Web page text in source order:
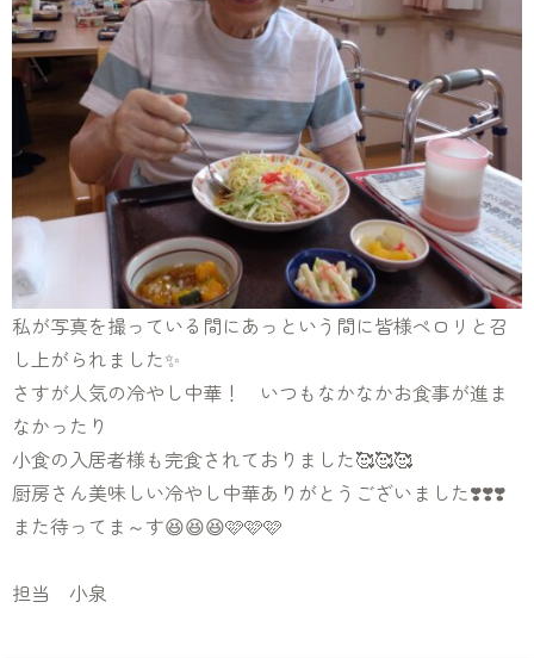
私が写真を撮っている間にあっという間に皆様ペロリと召
し上がられました✨
さすが人気の冷やし中華！ いつもなかなかお食事が進ま
なかったり
小食の入居者様も完食されておりました🥰🥰🥰
厨房さん美味しい冷やし中華ありがとうございました❣️❣️❣️
また待ってま～す😆😆😆🩷🩷🩷
担当 小泉